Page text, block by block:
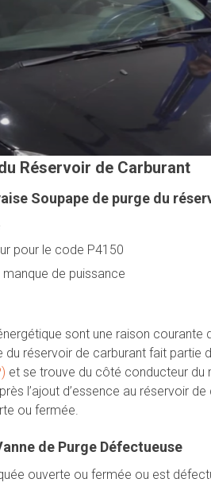
Réservoir de Carburant
Soupape de purge du
pour le code P4150
de puissance
sont une raison courante
du réservoir de carburant fait partie
et se trouve du côté conducteur du
l’ajout d’essence au réservoir
ou fermée.
de Purge Défectueuse
ouverte ou fermée ou est